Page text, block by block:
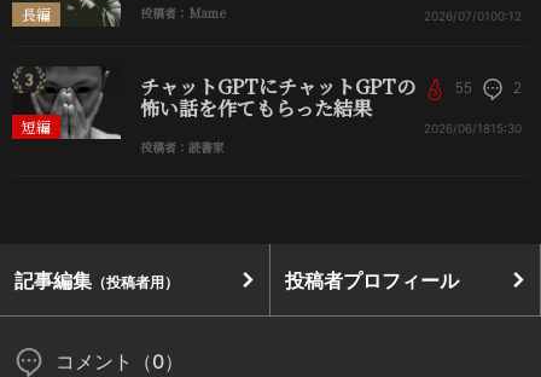
長編 投稿者：Mame 2026/07/01 00:12
短編
チャットGPTにチャットGPTの
怖い話を作てもらった結果
投稿者：読書家
55 2
2026/06/1815:30
記事編集 （投稿者用） 投稿者プロフィール
コメント（0）